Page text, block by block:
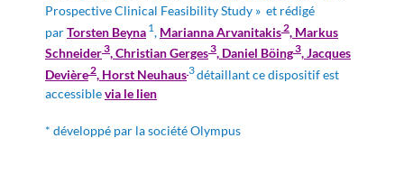
Prospective Clinical Feasibility Study » et rédigé
parTorsten Beyna 1, Marianna Arvanitakis2, Markus
Schneider3,Christian Gerges3, Daniel Böing3,Jacques
Devière2, Horst Neuhaus 3détaillant ce dispositif est
accessiblevia le lien
* développé par la société Olympus